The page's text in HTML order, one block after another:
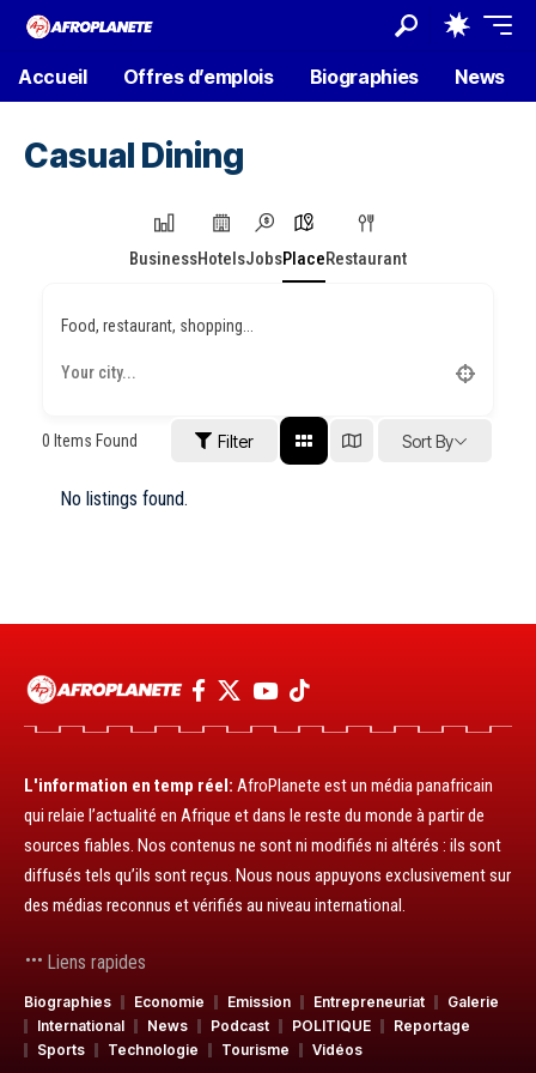
Accueil Offres d’emplois Biographies News
Casual Dining
BusinessHotelsJobsPlaceRestaurant
Food, restaurant, shopping...
0 Items Found Filter Sort By
No listings found.
L'information en temp réel: AfroPlanete est un média panafricain
qui relaie l’actualité en Afrique et dans le reste du monde à partir de
sources fiables. Nos contenus ne sont ni modifiés ni altérés : ils sont
diffusés tels qu’ils sont reçus. Nous nous appuyons exclusivement sur
des médias reconnus et vérifiés au niveau international.
Liens rapides
Biographies Economie Emission Entrepreneuriat
Galerie
International
News Podcast POLITIQUE
Reportage
Sports
Technologie Tourisme Vidéos